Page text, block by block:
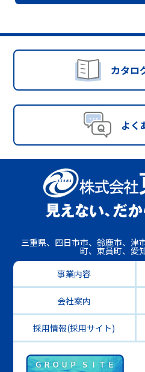
カタロ
よく
三重県、四日市市、鈴鹿市、津
町、東員町、愛
事業内容
会社案内
採用情報(採用サイト)